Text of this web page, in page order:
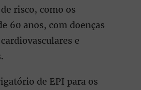
risco, como os
60 anos, com doenças
e
de EPI para os